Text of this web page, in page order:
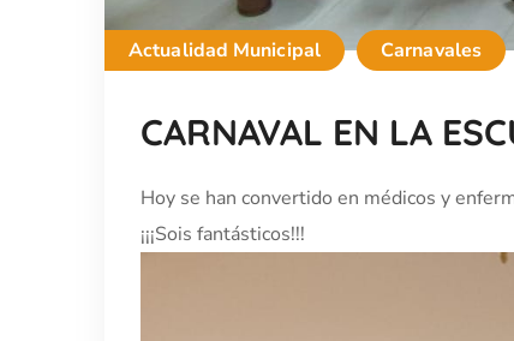
Actualidad Municipal Carnavales
CARNAVAL EN LA
Hoy se han convertido en médicos y
¡¡¡Sois fantásticos!!!